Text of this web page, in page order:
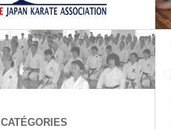
CATÉGORIES